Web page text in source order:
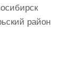
район